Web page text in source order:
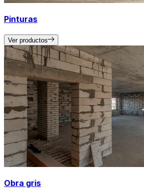
Pinturas
Ver productos
Obra gris